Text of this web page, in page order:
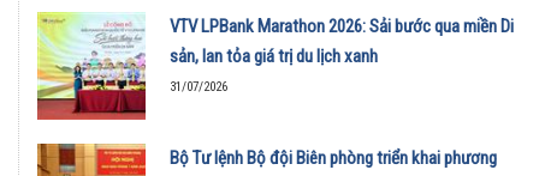
VTV LPBank Marathon 2026: Sải bước qua miền Di
sản, lan tỏa giá trị du lịch xanh
31/07/2026
Bộ Tư lệnh Bộ đội Biên phòng triển khai phương